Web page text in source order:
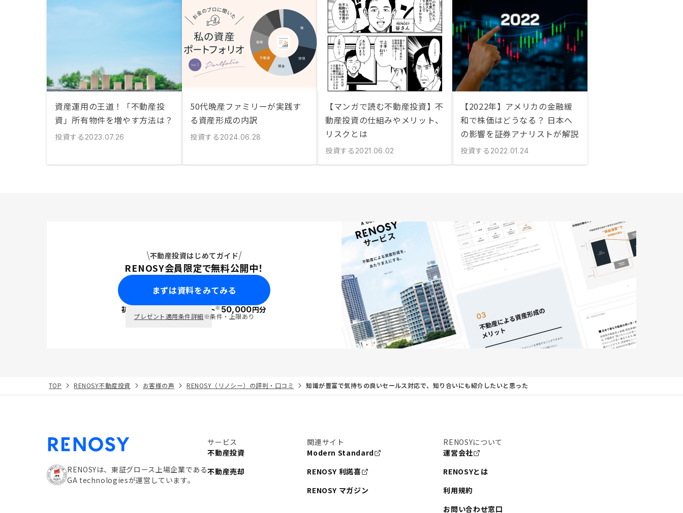
資産運用の王道！「不動産投
資」所有物件を増やす方法は？
投資する 2023.07.26
50代晩産ファミリーが実践す
る資産形成の内訳
投資する 2024.06.28
【マンガで読む不動産投資】不
動産投資の仕組みやメリット、
リスクとは
投資する 2021.06.02
【2022年】アメリカの金融緩
和で株価はどうなる？ 日本へ
の影響を証券アナリストが解説
投資する 2022.01.24
不動産投資はじめてガイド
RENOSY会員限定で無料公開中！
まずは資料をみてみる
初回面談で ポイント※50,000円分
プレゼント適用条件詳細※条件・上限あり
TOP RENOSY不動産投資 お客様の声 RENOSY（リノシー）の評判・口コミ 知識が豊富で気持ちの良いセールス対応で、知り合いにも紹介したいと思った
RENOSYは、東証グロース上場企業である
GA technologiesが運営しています。
サービス
不動産投資
不動産売却
関連サイト
Modern Standard
RENOSY 利諾喜
RENOSY マガジン
RENOSYについて
運営会社
RENOSYとは
利用規約
お問い合わせ窓口